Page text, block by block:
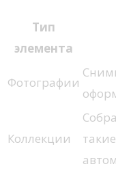
Тип
элемента
Фотографии
Коллекции